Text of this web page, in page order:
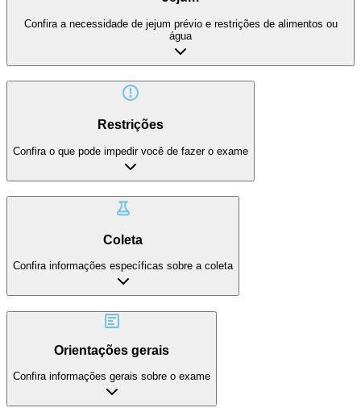
Confira a necessidade de jejum prévio e restrições de alimentos ou
água
Restrições
Confira o que pode impedir você de fazer o exame
Coleta
Confira informações específicas sobre a coleta
Orientações gerais
Confira informações gerais sobre o exame